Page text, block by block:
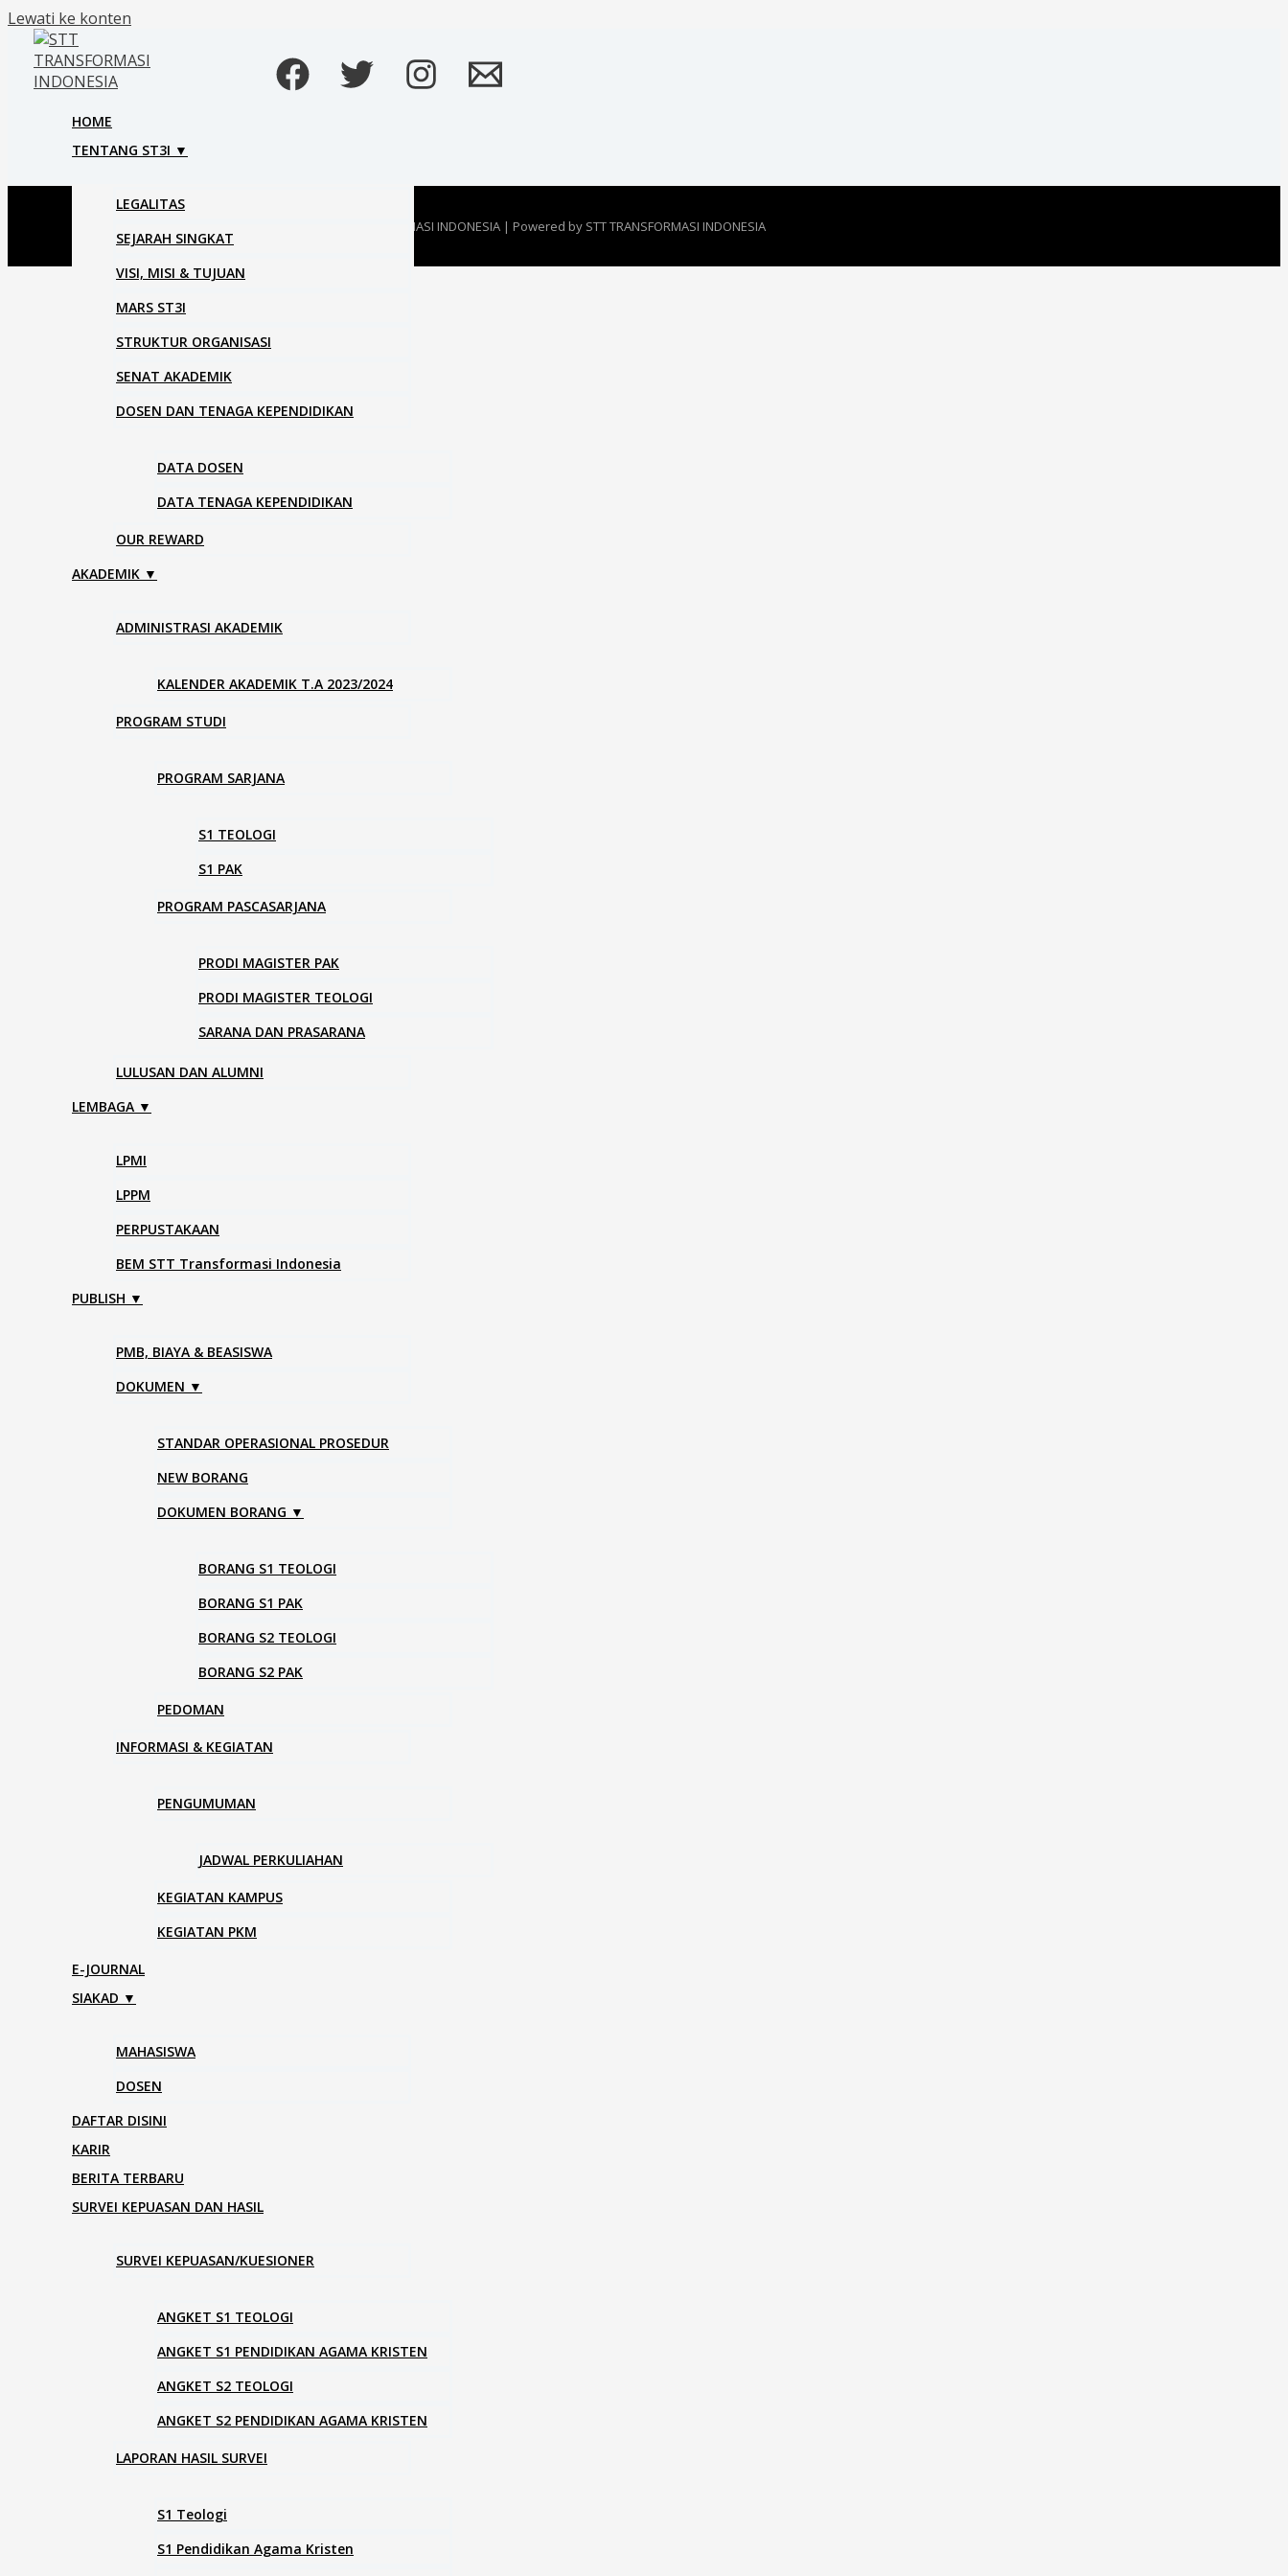
Lewati ke konten
HOME
TENTANG ST3I ▼
LEGALITAS
SEJARAH SINGKAT
VISI, MISI & TUJUAN
MARS ST3I
STRUKTUR ORGANISASI
SENAT AKADEMIK
DOSEN DAN TENAGA KEPENDIDIKAN
DATA DOSEN
DATA TENAGA KEPENDIDIKAN
OUR REWARD
AKADEMIK ▼
ADMINISTRASI AKADEMIK
KALENDER AKADEMIK T.A 2023/2024
PROGRAM STUDI
PROGRAM SARJANA
S1 TEOLOGI
S1 PAK
PROGRAM PASCASARJANA
PRODI MAGISTER PAK
PRODI MAGISTER TEOLOGI
SARANA DAN PRASARANA
LULUSAN DAN ALUMNI
LEMBAGA ▼
LPMI
LPPM
PERPUSTAKAAN
BEM STT Transformasi Indonesia
PUBLISH ▼
PMB, BIAYA & BEASISWA
DOKUMEN ▼
STANDAR OPERASIONAL PROSEDUR
NEW BORANG
DOKUMEN BORANG ▼
BORANG S1 TEOLOGI
BORANG S1 PAK
BORANG S2 TEOLOGI
BORANG S2 PAK
PEDOMAN
INFORMASI & KEGIATAN
PENGUMUMAN
JADWAL PERKULIAHAN
KEGIATAN KAMPUS
KEGIATAN PKM
E-JOURNAL
SIAKAD ▼
MAHASISWA
DOSEN
DAFTAR DISINI
KARIR
BERITA TERBARU
SURVEI KEPUASAN DAN HASIL
SURVEI KEPUASAN/KUESIONER
ANGKET S1 TEOLOGI
ANGKET S1 PENDIDIKAN AGAMA KRISTEN
ANGKET S2 TEOLOGI
ANGKET S2 PENDIDIKAN AGAMA KRISTEN
LAPORAN HASIL SURVEI
S1 Teologi
S1 Pendidikan Agama Kristen
© 2026 STT TRANSFORMASI INDONESIA | Powered by STT TRANSFORMASI INDONESIA